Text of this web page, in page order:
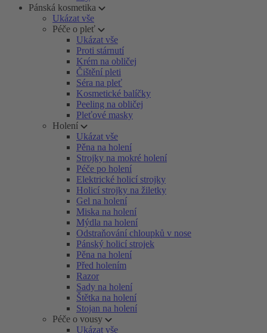
Pánská kosmetika
Ukázat vše
Péče o pleť
Ukázat vše
Proti stárnutí
Krém na obličej
Čištění pleti
Séra na pleť
Kosmetické balíčky
Peeling na obličej
Pleťové masky
Holení
Ukázat vše
Pěna na holení
Strojky na mokré holení
Péče po holení
Elektrické holicí strojky
Holicí strojky na žiletky
Gel na holení
Miska na holení
Mýdla na holení
Odstraňování chloupků v nose
Pánský holicí strojek
Pěna na holení
Před holením
Razor
Sady na holení
Štětka na holení
Stojan na holení
Péče o vousy
Ukázat vše